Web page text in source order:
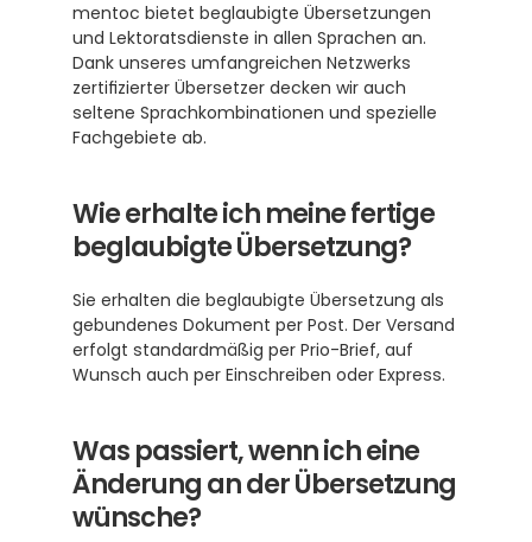
mentoc bietet beglaubigte Übersetzungen
und Lektoratsdienste in allen Sprachen an.
Dank unseres umfangreichen Netzwerks
zertifizierter Übersetzer decken wir auch
seltene Sprachkombinationen und spezielle
Fachgebiete ab.
Wie erhalte ich meine fertige
beglaubigte Übersetzung?
Sie erhalten die beglaubigte Übersetzung als
gebundenes Dokument per Post. Der Versand
erfolgt standardmäßig per Prio-Brief, auf
Wunsch auch per Einschreiben oder Express.
Was passiert, wenn ich eine
Änderung an der Übersetzung
wünsche?